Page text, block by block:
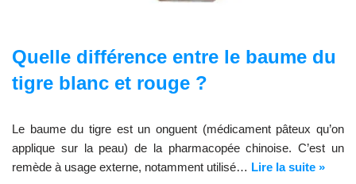
Quelle différence entre le baume du
tigre blanc et rouge ?
Le baume du tigre est un onguent (médicament pâteux qu’on
applique sur la peau) de la pharmacopée chinoise. C’est un
remède à usage externe, notamment utilisé… Lire la suite »